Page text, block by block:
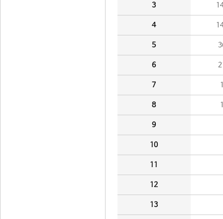
3
4
5
6
7
8
9
10
11
12
13